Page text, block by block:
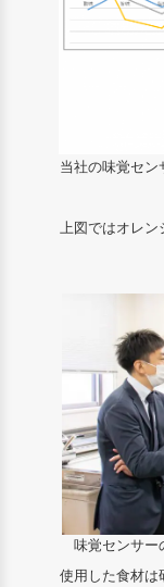
当社の味覚セ
上図ではオレン
味覚センサー
使用した食材は